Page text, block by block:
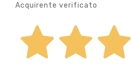
Acquirente verificato